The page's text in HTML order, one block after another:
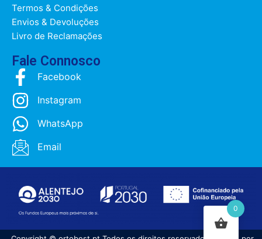
Termos & Condições
Envios & Devoluções
Livro de Reclamações
Fale Connosco
Facebook
Instagram
WhatsApp
Email
0